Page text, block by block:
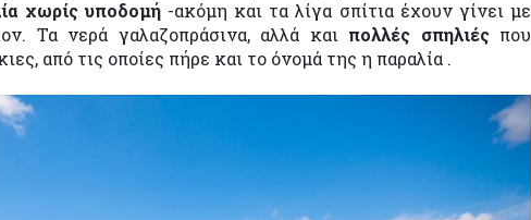
χωρίς υποδομή -ακόμη και τα λίγα σπίτια έχουν γίνει με
Τα νερά γαλαζοπράσινα, αλλά και πολλές σπηλιές που
από τις οποίες πήρε και το όνομά της η παραλία .